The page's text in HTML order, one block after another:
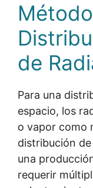
de
Para una
espacio, los
o vapor como
distribución
una
requerir